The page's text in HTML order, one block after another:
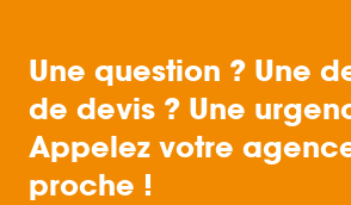
Une question ? Une
de devis ? Une
Appelez votre
proche !